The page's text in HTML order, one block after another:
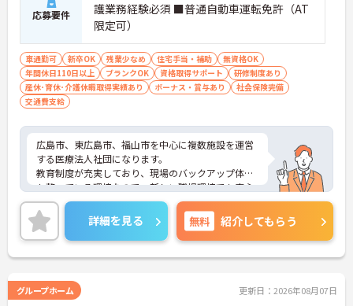
応募要件
護業務経験必須 ■普通自動車運転免許（AT
限定可）
車通勤可 新卒OK 残業少なめ 住宅手当・補助
無資格OK
年間休日110日以上
ブランクOK 資格取得サポート
研修制度あり
産休･育休･介護休暇取得実績あり
ボーナス・賞与あり
社会保険完備
交通費支給
広島市、東広島市、福山市を中心に複数施設を運営
する医療法人社団になります。
教育制度が充実しており、現場のバックアップ体制
も整っている環境なので、新しい職場環境でも安心
してお仕事を始めることができます。
ご興味ある方には、面接対策ポイントなど、さらに
詳細をお話しいたしますのでお気軽にご相談くださ
い！
詳細を見る 無料 紹介してもらう
グループホーム 更新日：2026年08月07日